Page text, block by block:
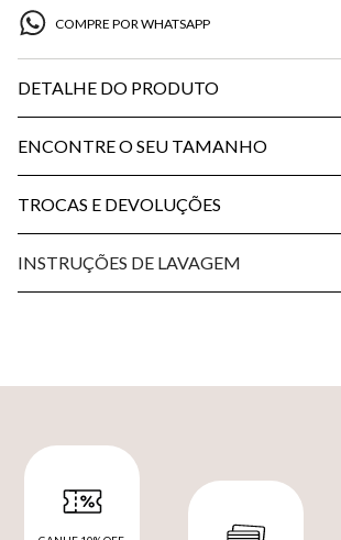
COMPRE POR WHATSAPP
DETALHE DO PRODUTO
ENCONTRE O SEU TAMANHO
TROCAS E DEVOLUÇÕES
INSTRUÇÕES DE LAVAGEM